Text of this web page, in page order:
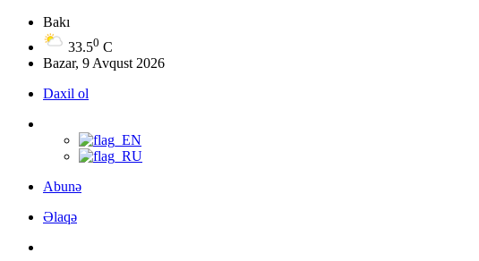
Bakı
33.50 C
Bazar, 9 Avqust 2026
Daxil ol
Abunə
Əlaqə